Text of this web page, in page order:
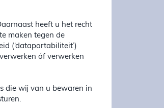
heeft u het recht
maken tegen de
(‘dataportabiliteit’)
óf verwerken
die wij van u bewaren in